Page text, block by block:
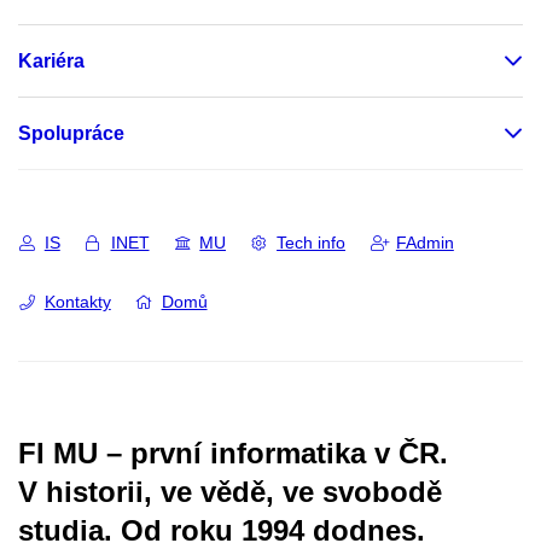
Kariéra
Spolupráce
IS INET MU Tech info FAdmin
Kontakty Domů
FI MU – první informatika v ČR.
V historii, ve vědě, ve svobodě
studia. Od roku 1994 dodnes.